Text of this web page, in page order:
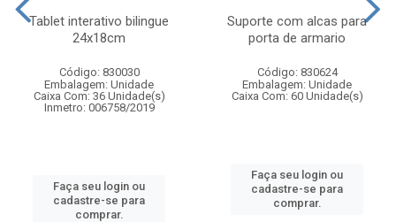
Tablet interativo bilingue
24x18cm
Código: 830030
Embalagem: Unidade
Caixa Com: 36 Unidade(s)
Inmetro: 006758/2019
Faça seu login ou
cadastre-se para
comprar.
Suporte com alcas para
porta de armario
Código: 830624
Embalagem: Unidade
Caixa Com: 60 Unidade(s)
Faça seu login ou
cadastre-se para
comprar.